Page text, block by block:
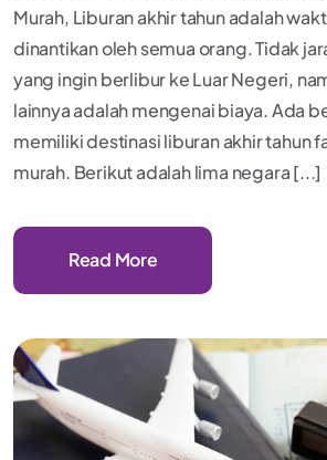
Murah, Liburan akhir tahun adalah
dinantikan oleh semua orang. Tidak
yang ingin berlibur ke Luar Negeri,
lainnya adalah mengenai biaya. Ada
memiliki destinasi liburan akhir tahun
murah. Berikut adalah lima negara [...]
Read More